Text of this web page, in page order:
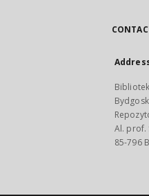
Al. prof.
85-796